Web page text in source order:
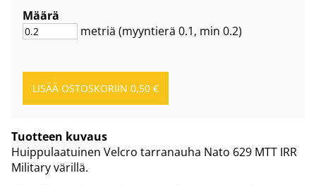
Määrä
metriä (myyntierä 0.1, min 0.2)
Tuotteen kuvaus
Huippulaatuinen Velcro tarranauha Nato 629 MTT IRR
Military värillä.